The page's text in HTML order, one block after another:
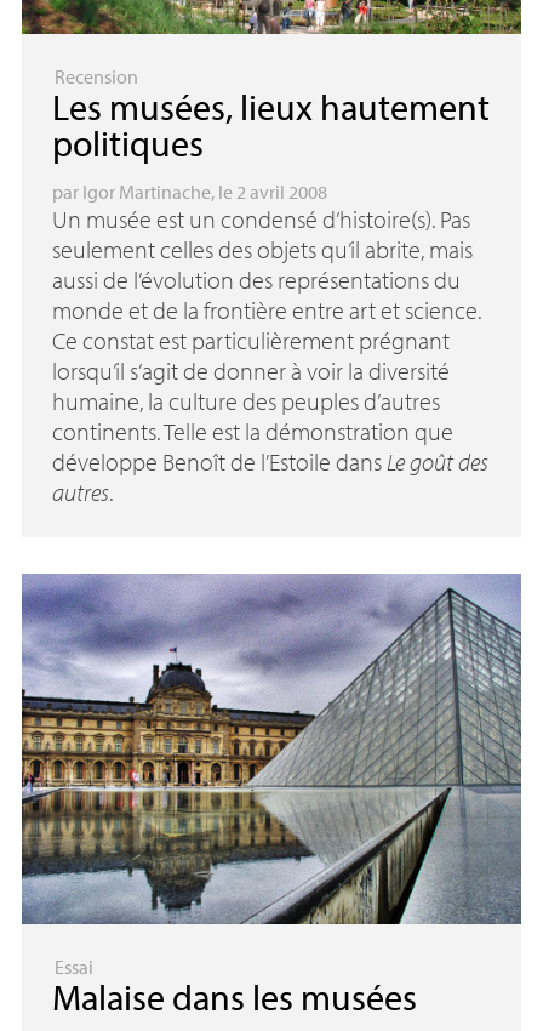
Recension
Les musées, lieux hautement
politiques
par Igor Martinache, le 2 avril 2008
Un musée est un condensé d’histoire(s). Pas
seulement celles des objets qu’il abrite, mais
aussi de l’évolution des représentations du
monde et de la frontière entre art et science.
Ce constat est particulièrement prégnant
lorsqu’il s’agit de donner à voir la diversité
humaine, la culture des peuples d’autres
continents. Telle est la démonstration que
développe Benoît de l’Estoile dans Le goût des
autres.
Essai
Malaise dans les musées